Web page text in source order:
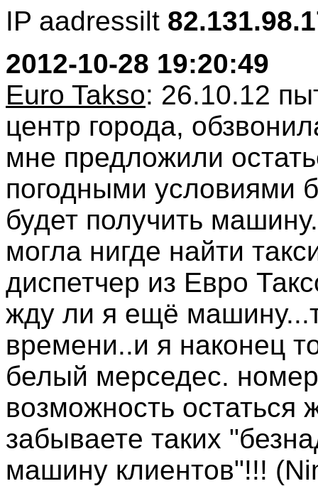
IP aadressilt
2012-10-28 19:20:49
Euro Takso: 26.10.12
центр города,
мне предложили
погодными условиями
будет получить
могла нигде найти
диспетчер из Евро
жду ли я ещё
времени..и я наконец
белый мерседес.
возможность остаться
забываете таких
машину клиентов"!!!